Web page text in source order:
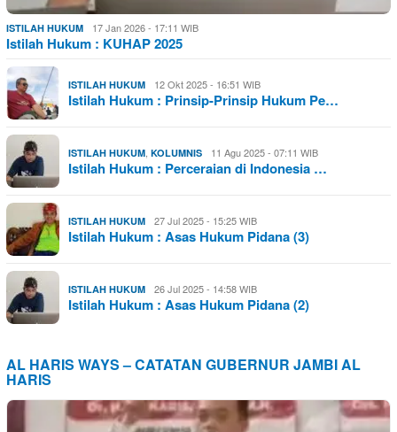
ISTILAH HUKUM 17 Jan 2026 - 17:11 WIB
Istilah Hukum : KUHAP 2025
ISTILAH HUKUM 12 Okt 2025 - 16:51 WIB
Istilah Hukum : Prinsip-Prinsip Hukum Pe…
ISTILAH HUKUM KOLUMNIS 11 Agu 2025 - 07:11 WIB
Istilah Hukum : Perceraian di Indonesia …
ISTILAH HUKUM 27 Jul 2025 - 15:25 WIB
Istilah Hukum : Asas Hukum Pidana (3)
ISTILAH HUKUM 26 Jul 2025 - 14:58 WIB
Istilah Hukum : Asas Hukum Pidana (2)
AL HARIS WAYS – CATATAN GUBERNUR JAMBI AL
HARIS